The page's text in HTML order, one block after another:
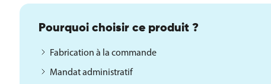
Pourquoi choisir ce produit ?
Fabrication à la commande
Mandat administratif